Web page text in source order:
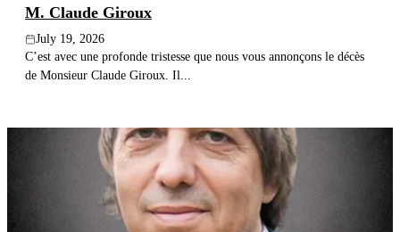
M. Claude Giroux
July 19, 2026
C’est avec une profonde tristesse que nous vous annonçons le décès
de Monsieur Claude Giroux. Il...